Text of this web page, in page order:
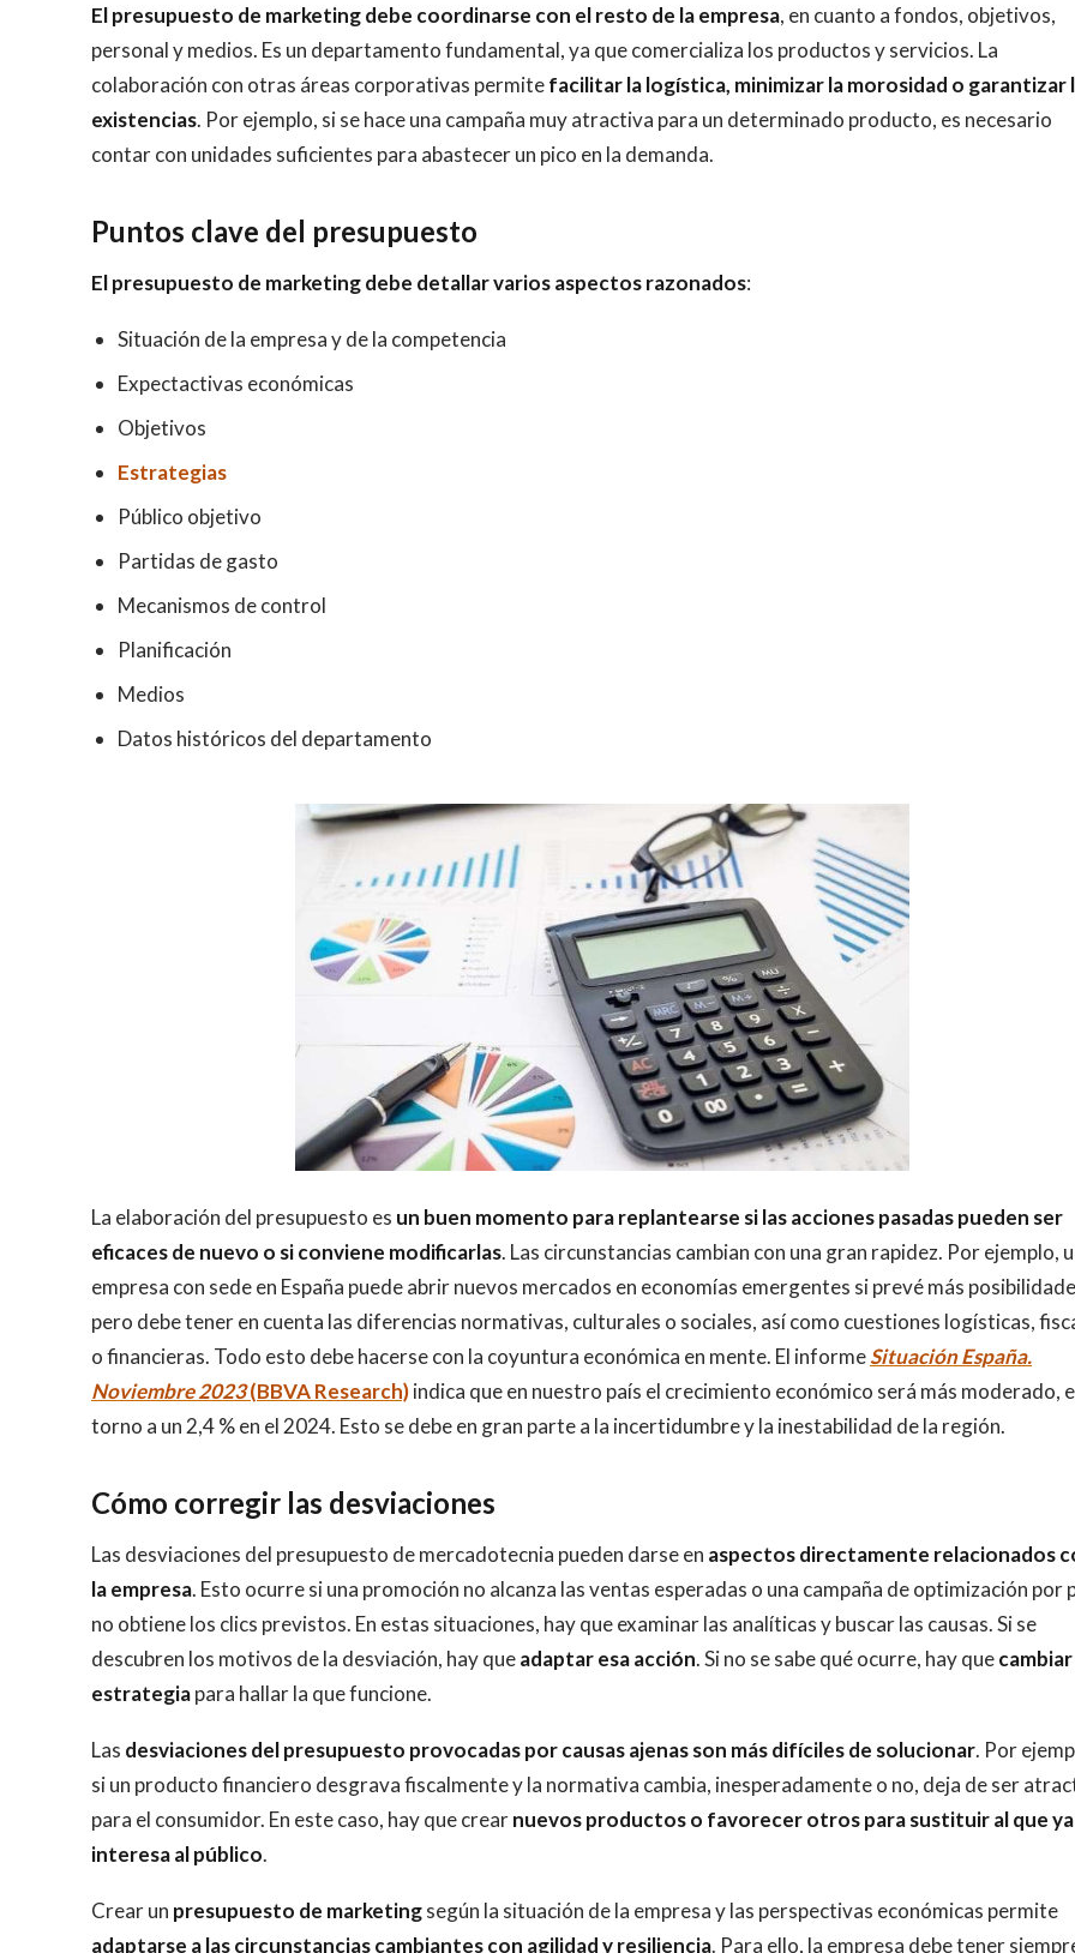
El presupuesto de marketing debe coordinarse con el resto de la empresa, en cuanto a fondos, objetivos,
personal y medios. Es un departamento fundamental, ya que comercializa los productos y servicios. La
colaboración con otras áreas corporativas permitefacilitar la logística, minimizar la morosidad o garantizar
existencias. Por ejemplo, si se hace una campaña muy atractiva para un determinado producto, es necesario
contar con unidades suficientes para abastecer un pico en la demanda.
Puntos clave del presupuesto
El presupuesto de marketing debe detallar varios aspectos razonados:
Situación de la empresa y de la competencia
Expectactivas económicas
Objetivos
Estrategias
Público objetivo
Partidas de gasto
Mecanismos de control
Planificación
Medios
Datos históricos del departamento
La elaboración del presupuesto es un buen momento para replantearse si las acciones pasadas pueden ser
eficaces de nuevo o si conviene modificarlas. Las circunstancias cambian con una gran rapidez. Por ejemplo,
empresa con sede en España puede abrir nuevos mercados en economías emergentes si prevé más
pero debe tener en cuenta las diferencias normativas, culturales o sociales, así como cuestiones logísticas,
o financieras. Todo esto debe hacerse con la coyuntura económica en mente. El informeSituación España.
Noviembre 2023(BBVA Research)indica que en nuestro país el crecimiento económico será más moderado,
torno a un 2,4 % en el 2024. Esto se debe en gran parte a la incertidumbre y la inestabilidad de la región.
Cómo corregir las desviaciones
Las desviaciones del presupuesto de mercadotecnia pueden darse en aspectos directamente relacionados
la empresa. Esto ocurre si una promoción no alcanza las ventas esperadas o una campaña de optimización por
no obtiene los clics previstos. En estas situaciones, hay que examinar las analíticas y buscar las causas. Si se
descubren los motivos de la desviación, hay queadaptar esa acción. Si no se sabe qué ocurre, hay que
estrategiapara hallar la que funcione.
Las desviaciones del presupuesto provocadas por causas ajenas son más difíciles de solucionar. Por
si un producto financiero desgrava fiscalmente y la normativa cambia, inesperadamente o no, deja de ser
para el consumidor. En este caso, hay que crearnuevos productos o favorecer otros para sustituir al que
interesa al público.
Crear un presupuesto de marketingsegún la situación de la empresa y las perspectivas económicas permite
adaptarse a las circunstancias cambiantes con agilidad y resiliencia. Para ello, la empresa debe tener